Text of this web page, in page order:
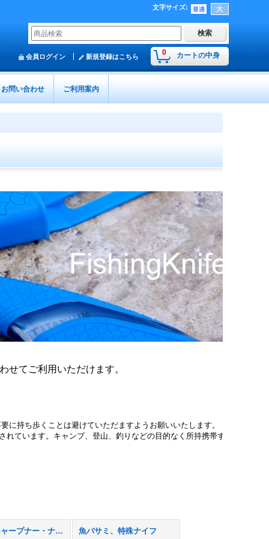
文字サイズ:
0 カートの中身
会員ログイン 新規登録はこちら
お問い合わせ ご利用案内
せてご利用いただけます。
持ち歩くことは避けていただますようお願いいたします。
ています。キャンプ、登山、釣りなどの目的なく所持携帯する
ナイフシャープナー・ナイフケース 魚バサミ、特殊ナイフ